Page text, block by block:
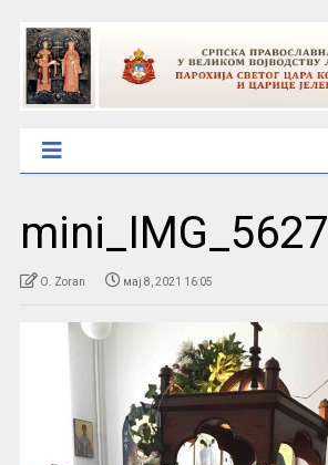
mini_IMG_5627
O. Zoran мај 8, 2021 16:05